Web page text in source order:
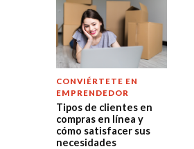
CONVIÉRTETE EN
EMPRENDEDOR
Tipos de clientes en
compras en línea y
cómo satisfacer sus
necesidades